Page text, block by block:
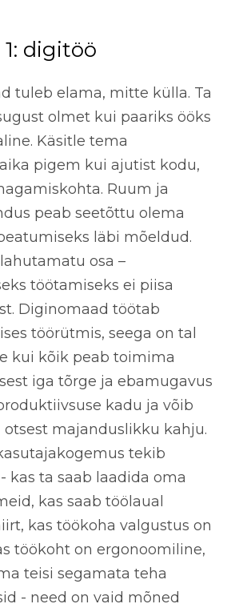
digitöö
tuleb elama, mitte külla. Ta
olmet kui paariks ööks
Käsitle tema
pigem kui ajutist kodu,
Ruum ja
peab seetõttu olema
läbi mõeldud.
osa –
töötamiseks ei piisa
Diginomaad töötab
töörütmis, seega on tal
kui kõik peab toimima
iga tõrge ja ebamugavus
kadu ja võib
otsest majanduslikku kahju.
tekib
kas ta saab laadida oma
kas saab töölaual
kas töökoha valgustus on
töökoht on ergonoomiline,
teisi segamata teha
- need on vaid mõned